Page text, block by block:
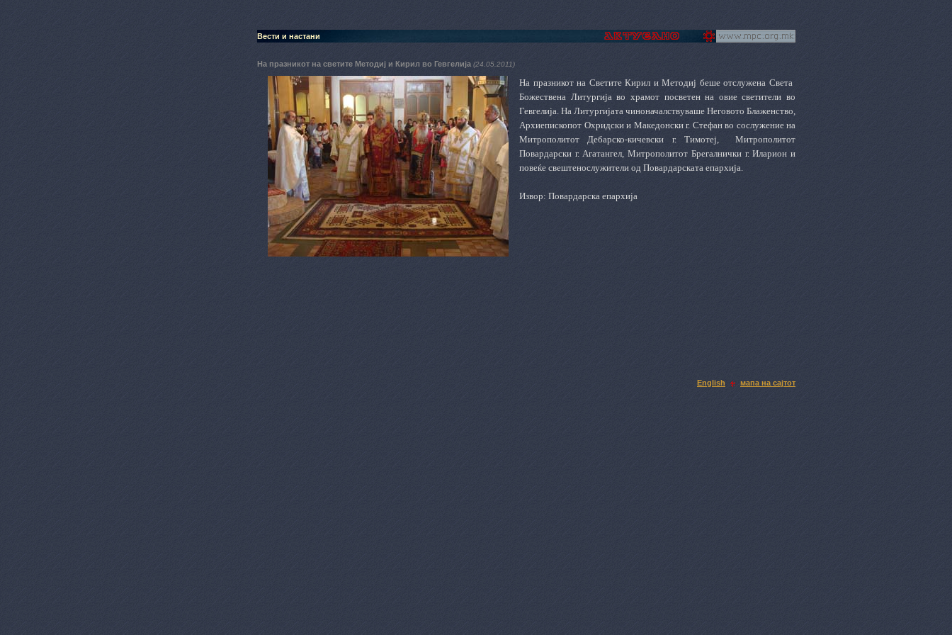
Вести и настани
На празникот на светите Методиј и Кирил во Гевгелија (24.05.2011)
На празникот на Светите Кирил и Методиј беше отслужена Света
Божествена Литургија во храмот посветен на овие светители во
Гевгелија. На Литургијата чиноначалствуваше Неговото Блаженство,
Архиепископот Охридски и Македонски г. Стефан во сослужение на
Митрополитот Дебарско-кичевски г. Тимотеј,
Митрополитот
Повардарски г. Агатангел, Митрополитот Брегалнички г. Иларион и
повеќе свештенослужители од Повардарската епархија.
Извор: Повардарска епархија
English мапа на сајтот